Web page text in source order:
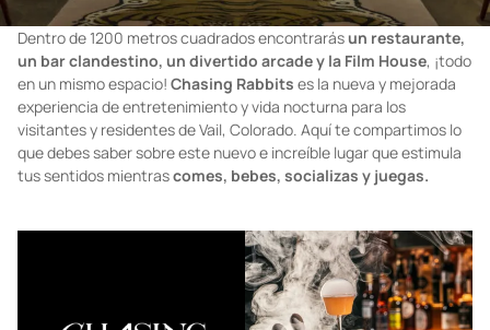
Dentro de 1200 metros cuadrados encontrarás un restaurante,
un bar clandestino, un divertido arcade y la Film House, ¡todo
en un mismo espacio!Chasing Rabbitses la nueva y mejorada
experiencia de entretenimiento y vida nocturna para los
visitantes y residentes de Vail, Colorado. Aquí te compartimos lo
que debes saber sobre este nuevo e increíble lugar que estimula